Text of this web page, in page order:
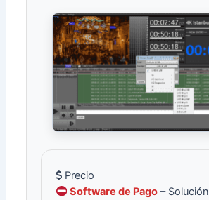
Precio
Software de Pago – Solución